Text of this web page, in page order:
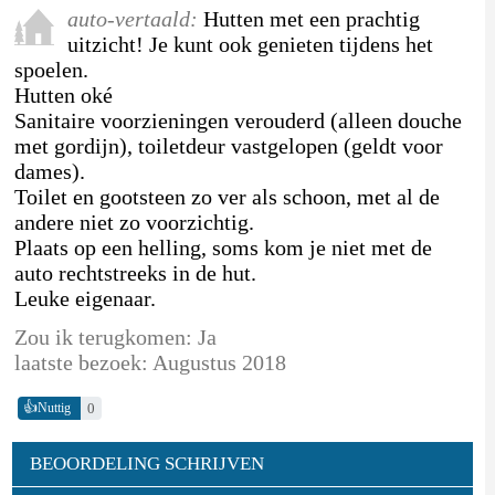
auto-vertaald: Hutten met een prachtig
uitzicht! Je kunt ook genieten tijdens het
spoelen.
Hutten oké
Sanitaire voorzieningen verouderd (alleen douche
met gordijn), toiletdeur vastgelopen (geldt voor
dames).
Toilet en gootsteen zo ver als schoon, met al de
andere niet zo voorzichtig.
Plaats op een helling, soms kom je niet met de
auto rechtstreeks in de hut.
Leuke eigenaar.
Zou ik terugkomen: Ja
laatste bezoek: Augustus 2018
👍Nuttig 0
BEOORDELING SCHRIJVEN